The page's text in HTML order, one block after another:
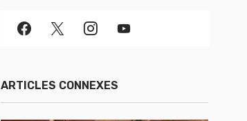
ARTICLES CONNEXES